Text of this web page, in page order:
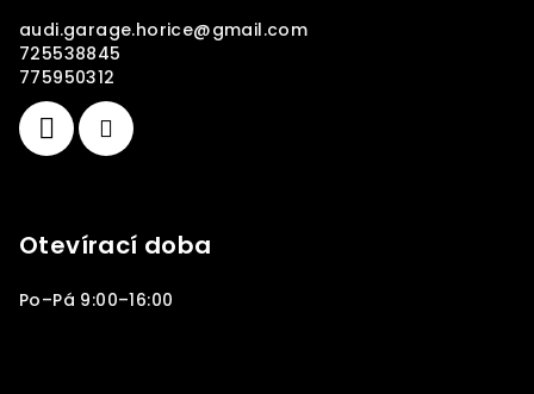
audi.garage.horice@gmail.com
725538845
775950312
Otevírací doba
Po–Pá 9:00–16:00